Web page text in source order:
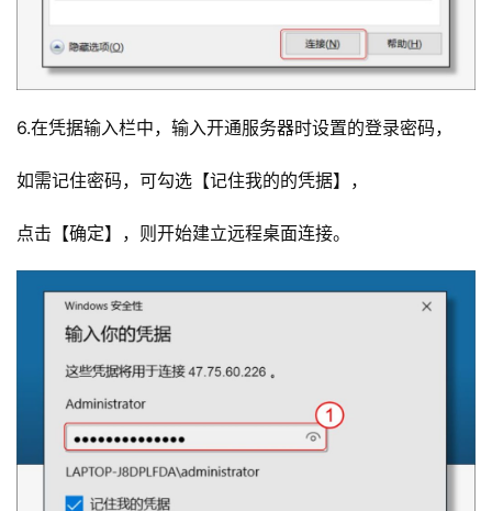
6.在凭据输入栏中，输入开通服务器时设置的登录密码，
如需记住密码，可勾选【记住我的的凭据】，
点击【确定】，则开始建立远程桌面连接。